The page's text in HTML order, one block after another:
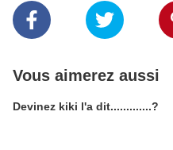
Vous aimerez aussi
Devinez kiki l'a dit.............?